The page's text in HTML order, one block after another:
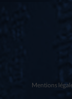
Mentions